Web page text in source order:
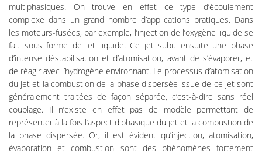
multiphasiques. On trouve en effet ce type d’écoulement
complexe dans un grand nombre d’applications pratiques. Dans
les moteurs-fusées, par exemple, l’injection de l’oxygène liquide se
fait sous forme de jet liquide. Ce jet subit ensuite une phase
d’intense déstabilisation et d’atomisation, avant de s’évaporer, et
de réagir avec l’hydrogène environnant. Le processus d’atomisation
du jet et la combustion de la phase dispersée issue de ce jet sont
généralement traitées de façon séparée, c’est-à-dire sans réel
couplage. Il n’existe en effet pas de modèle permettant de
représenter à la fois l’aspect diphasique du jet et la combustion de
la phase dispersée. Or, il est évident qu’injection, atomisation,
évaporation et combustion sont des phénomènes fortement